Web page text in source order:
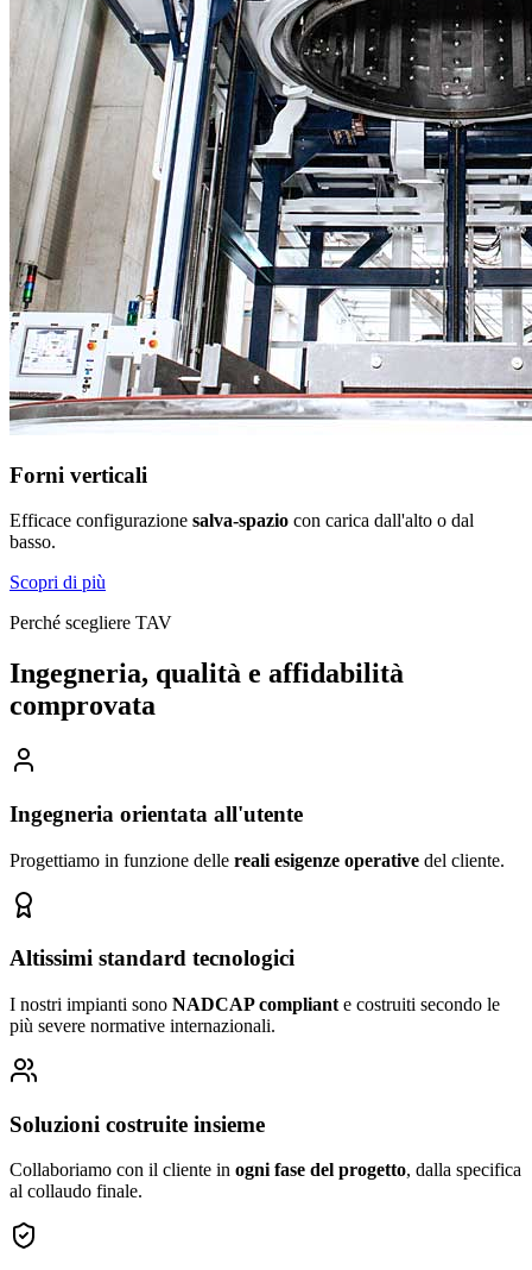
Forni verticali
Efficace configurazione salva-spazio con carica dall'alto o dal
basso.
Scopri di più
Perché scegliere TAV
Ingegneria, qualità e affidabilità
comprovata
Ingegneria orientata all'utente
Progettiamo in funzione delle reali esigenze operative del cliente.
Altissimi standard tecnologici
I nostri impianti sono NADCAP compliant e costruiti secondo le
più severe normative internazionali.
Soluzioni costruite insieme
Collaboriamo con il cliente in ogni fase del progetto, dalla specifica
al collaudo finale.